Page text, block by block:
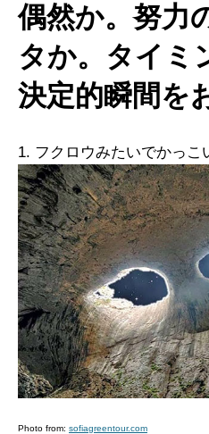
偶然か。努力
タか。タイミ
決定的瞬間を
1. フクロウみたいでかっこ
Photo from: sofiagreentour.com